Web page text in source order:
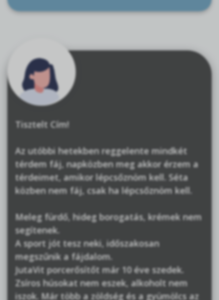
Tisztelt Cím!
Az utóbbi hetekben reggelente mindkét
térdem fáj, napközben meg akkor érzem a
térdeimet, amikor lépcsőznöm kell. Séta
közben nem fáj, csak ha lépcsőznöm kell.
Meleg fürdő, hideg borogatás, krémek nem
segítenek.
A sport jót tesz neki, időszakosan
megszűnik a fájdalom.
JutaVit porcerősítőt már 10 éve szedek.
Zsíros húsokat nem eszek, alkoholt nem
iszok. Már több a zöldség és a gyümölcs az